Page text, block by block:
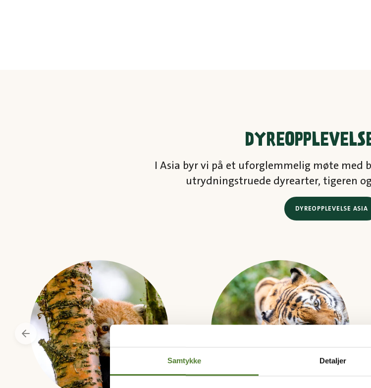
Samtykke Detaljer
I Asia byr vi på et uforglemmelig møte med
utrydningstruede dyrearter, tigeren
DYREOPPLEVELSE ASIA